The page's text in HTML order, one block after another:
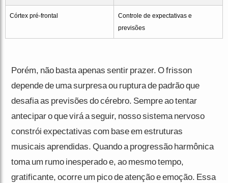
Córtex pré-frontal
Controle de expectativas e
previsões
Porém, não basta apenas sentir prazer. O frisson
depende de uma surpresa ou ruptura de padrão que
desafia as previsões do cérebro. Sempre ao tentar
antecipar o que virá a seguir, nosso sistema nervoso
constrói expectativas com base em estruturas
musicais aprendidas. Quando a progressão harmônica
toma um rumo inesperado e, ao mesmo tempo,
gratificante, ocorre um pico de atenção e emoção. Essa